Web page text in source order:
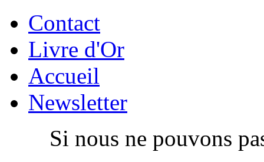
Contact
Livre d'Or
Accueil
Newsletter
Si nous ne pouvons